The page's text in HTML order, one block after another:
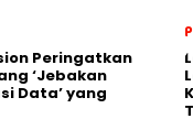
Peringatkan
‘Jebakan
Data’ yang